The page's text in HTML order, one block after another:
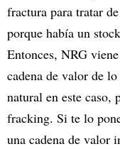
fractura para tratar
porque había un
Entonces, NRG
cadena de valor de
natural en este caso,
fracking. Si te lo
una cadena de valor